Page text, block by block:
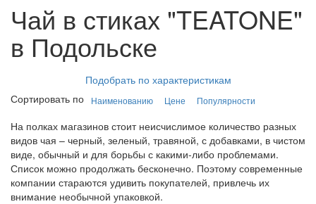
Чай в стиках "TEATONE"
в Подольске
Подобрать по характеристикам
Сортировать по
Наименованию Цене Популярности
На полках магазинов стоит неисчислимое количество разных
видов чая – черный, зеленый, травяной, с добавками, в чистом
виде, обычный и для борьбы с какими-либо проблемами.
Список можно продолжать бесконечно. Поэтому современные
компании стараются удивить покупателей, привлечь их
внимание необычной упаковкой.